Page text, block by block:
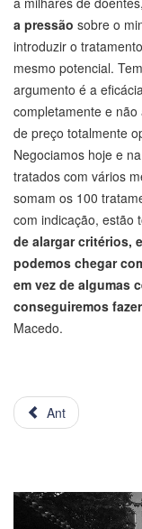
a pressão sobre o
introduzir o
mesmo potencial.
argumento é a
completamente e
de preço totalmente
Negociamos hoje e
tratados com vários
somam os 100
com indicação, estão
de alargar critérios,
podemos chegar
em vez de algumas
conseguiremos
Macedo.
Ant